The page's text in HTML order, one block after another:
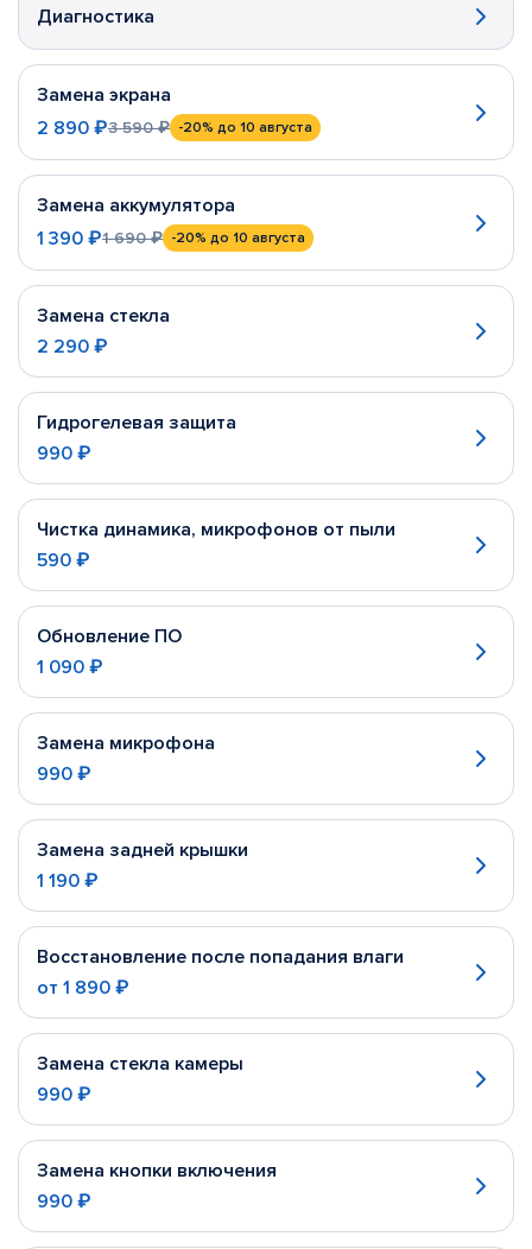
Диагностика
Замена экрана
2 890 ₽3 590 ₽ -20% до 10 августа
Замена аккумулятора
1 390 ₽1 690 ₽ -20% до 10 августа
Замена стекла
2 290 ₽
Гидрогелевая защита
990 ₽
Чистка динамика, микрофонов от пыли
590 ₽
Обновление ПО
1 090 ₽
Замена микрофона
990 ₽
Замена задней крышки
1 190 ₽
Восстановление после попадания влаги
от 1 890 ₽
Замена стекла камеры
990 ₽
Замена кнопки включения
990 ₽